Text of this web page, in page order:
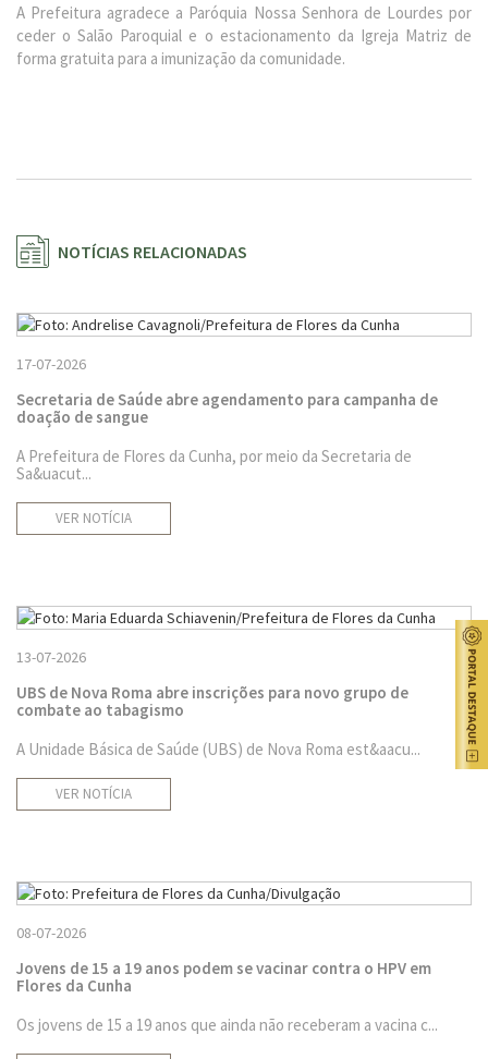
A Prefeitura agradece a Paróquia Nossa Senhora de Lourdes por
ceder o Salão Paroquial e o estacionamento da Igreja Matriz de
forma gratuita para a imunização da comunidade.
NOTÍCIAS RELACIONADAS
17-07-2026
Secretaria de Saúde abre agendamento para campanha de
doação de sangue
A Prefeitura de Flores da Cunha, por meio da Secretaria de
Sa&uacut...
VER NOTÍCIA
13-07-2026
UBS de Nova Roma abre inscrições para novo grupo de
combate ao tabagismo
A Unidade Básica de Saúde (UBS) de Nova Roma est&aacu...
VER NOTÍCIA
08-07-2026
Jovens de 15 a 19 anos podem se vacinar contra o HPV em
Flores da Cunha
Os jovens de 15 a 19 anos que ainda não receberam a vacina c...